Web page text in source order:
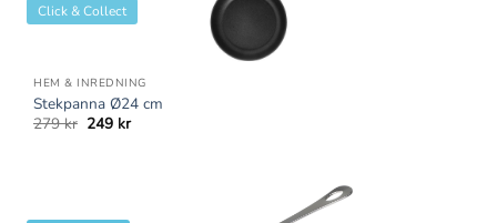
Click & Collect
HEM & INREDNING
Stekpanna Ø24 cm
279kr Det
249 krDet